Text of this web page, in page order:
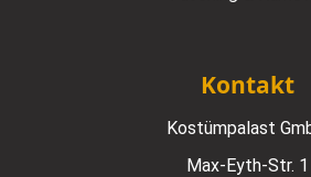
Kontakt
Kostümpalast
Max-Eyth-Str. 1